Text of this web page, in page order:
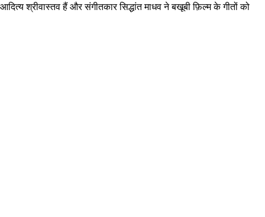
श्रीवास्तव हैं और संगीतकार सिद्धांत माधव ने बखूबी फ़िल्म के गीतों को